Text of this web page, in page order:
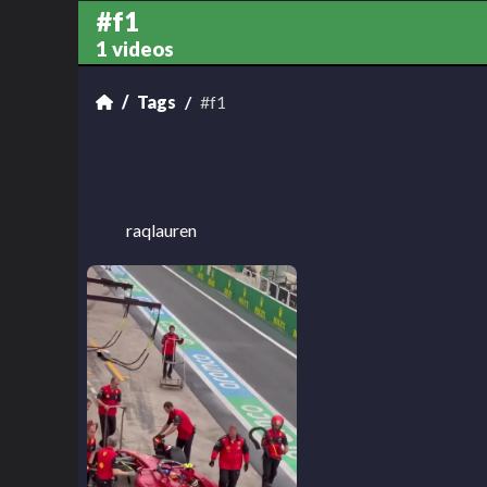
#f1
1 videos
Tags #f1
raqlauren